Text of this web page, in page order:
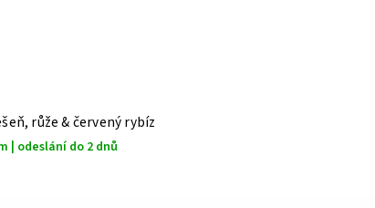
růže & červený rybíz
| odeslání do 2 dnů